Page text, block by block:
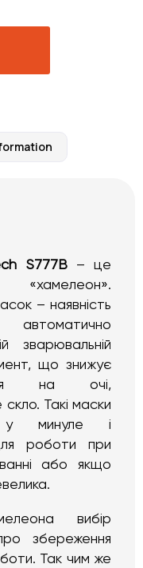
S777B– це
– наявність
зварювальній
що знижує
на очі,
Такі маски
у минуле і
роботи при
або якщо
вибір
збереження
Так чим же